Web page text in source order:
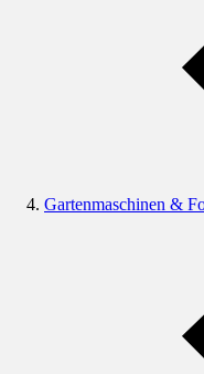
Gartenmaschinen &